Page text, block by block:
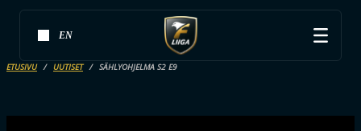
EN
ETUSIVU UUTISET SÄHLYOHJELMA S2 E9